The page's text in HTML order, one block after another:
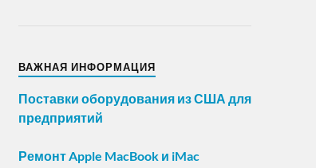
ВАЖНАЯ ИНФОРМАЦИЯ
Поставки оборудования из США для
предприятий
Ремонт Apple MacBook и iMac